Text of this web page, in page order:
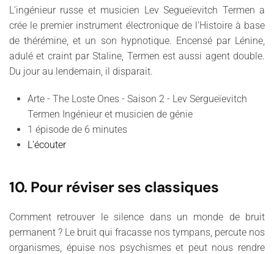
L'ingénieur russe et musicien Lev Segueïevitch Termen a
crée le premier instrument électronique de l'Histoire à base
de thérémine, et un son hypnotique. Encensé par Lénine,
adulé et craint par Staline, Termen est aussi agent double.
Du jour au lendemain, il disparait.
Arte - The Loste Ones - Saison 2 - Lev Sergueïevitch
Termen Ingénieur et musicien de génie
1 épisode de 6 minutes
L'écouter
10. Pour réviser ses classiques
Comment retrouver le silence dans un monde de bruit
permanent ? Le bruit qui fracasse nos tympans, percute nos
organismes, épuise nos psychismes et peut nous rendre